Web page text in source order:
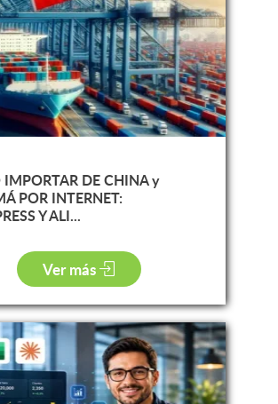
DE CHINA y
POR INTERNET:
Y ALI...
Ver más